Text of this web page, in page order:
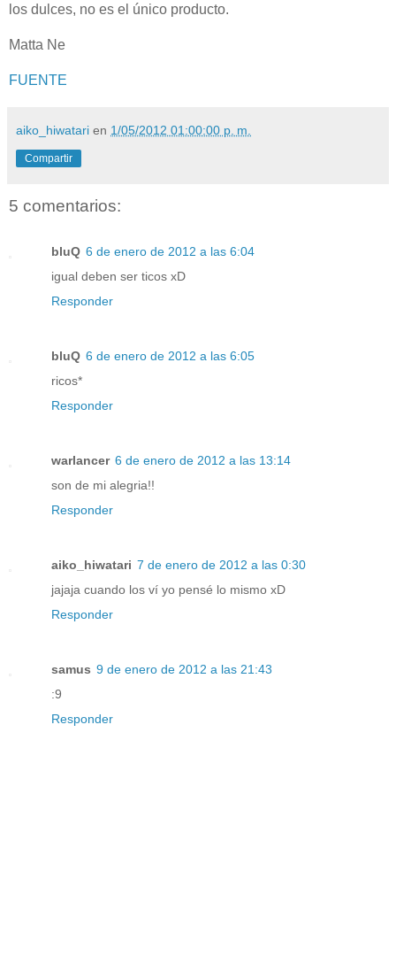
los dulces, no es el único producto.
Matta Ne
FUENTE
aiko_hiwatari en 1/05/2012 01:00:00 p. m.
Compartir
5 comentarios:
bluQ 6 de enero de 2012 a las 6:04
igual deben ser ticos xD
Responder
bluQ 6 de enero de 2012 a las 6:05
ricos*
Responder
warlancer 6 de enero de 2012 a las 13:14
son de mi alegria!!
Responder
aiko_hiwatari 7 de enero de 2012 a las 0:30
jajaja cuando los ví yo pensé lo mismo xD
Responder
samus 9 de enero de 2012 a las 21:43
:9
Responder